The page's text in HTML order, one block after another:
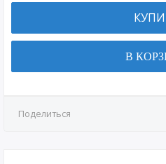
В
Поделиться